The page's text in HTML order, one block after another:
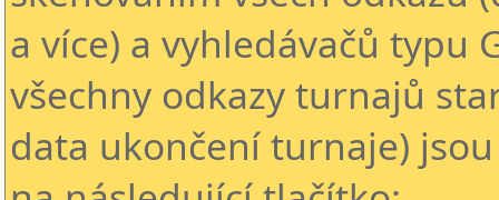
a více) a vyhledávačů typu
všechny odkazy turnajů
data ukončení turnaje)